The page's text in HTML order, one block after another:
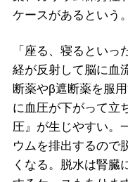
ケースがあるという。
「座る、寝るとい
経が反射して脳に血
断薬やβ遮断薬を服
に血圧が下がって立
圧』が生じやすい。
ウムを排出するので
くなる。脱水は腎臓